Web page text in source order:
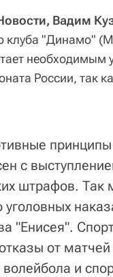
Вадим
клуба "Динамо"
необходимым
России, так
с
штрафов. Так
"Енисея".
от
и